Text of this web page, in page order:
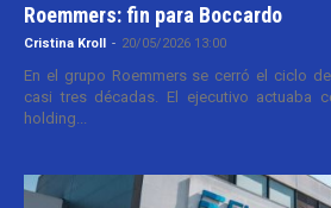
Roemmers: fin para Boccardo
Cristina Kroll - 20/05/2026 13:00
En el grupo Roemmers se cerró el ciclo
casi tres décadas. El ejecutivo actuaba
holding...